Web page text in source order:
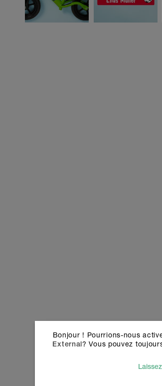
de fautes d'orthographe.
Veuillez noter que les surfaces et
Bonjour ! Pourrions-nous
External? Vous pouvez